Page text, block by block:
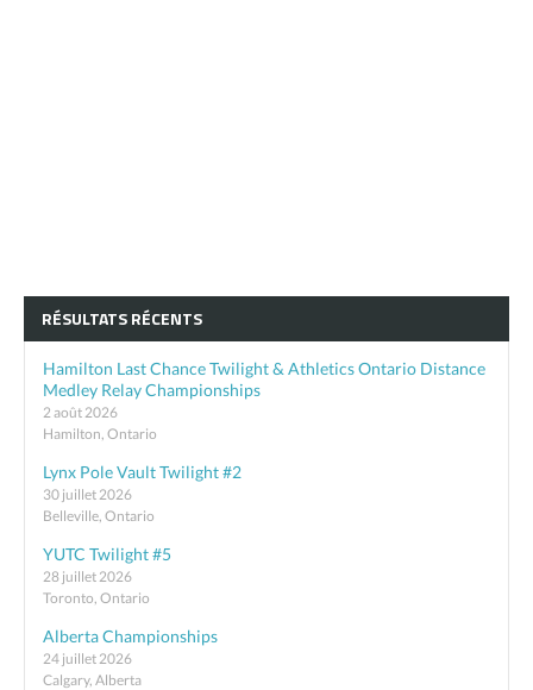
RÉSULTATS RÉCENTS
Hamilton Last Chance Twilight & Athletics Ontario Distance
Medley Relay Championships
2 août 2026
Hamilton, Ontario
Lynx Pole Vault Twilight #2
30 juillet 2026
Belleville, Ontario
YUTC Twilight #5
28 juillet 2026
Toronto, Ontario
Alberta Championships
24 juillet 2026
Calgary, Alberta